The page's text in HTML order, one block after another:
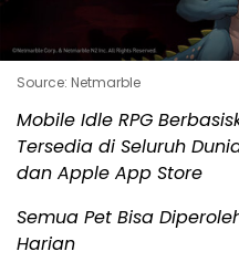
Source: Netmarble
Mobile Idle RPG
Tersedia di Seluruh
dan Apple App Store
Semua Pet Bisa
Harian